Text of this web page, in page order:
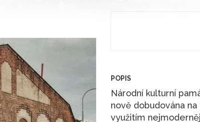
POPIS
Národní kulturní
nově dobudována
využitím